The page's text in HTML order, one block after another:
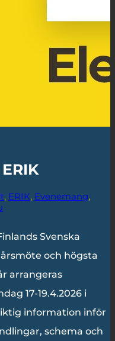
, ERIK, Evenemang
Svenska
och högsta
arrangeras
17-19.4.2026 i
information inför
schema och